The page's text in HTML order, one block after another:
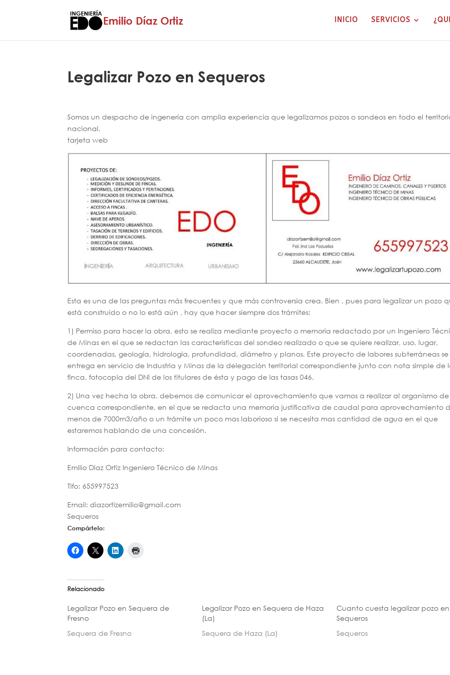
INICIO SERVICIOS
Legalizar Pozo en Sequeros
Somos un despacho de ingenería con amplia experiencia que legalizamos pozos o sondeos en todo el
nacional.
tarjeta web
Esta es una de las preguntas más frecuentes y que más controversia crea. Bien , pues para legalizar un pozo
está construido o no lo está aún , hay que hacer siempre dos trámites:
1) Permiso para hacer la obra, esto se realiza mediante proyecto o memoria redactado por un Ingeniero
de Minas en el que se redactan las características del sondeo realizado o que se quiere realizar, uso, lugar,
coordenadas, geología, hidrologia, profundidad, diámetro y planos. Este proyecto de labores subterráneas se
entrega en servicio de Industria y Minas de la delegación territorial correspondiente junto con nota simple de
finca, fotocopia del DNI de los titulares de ésta y pago de las tasas 046.
2) Una vez hecha la obra, debemos de comunicar el aprovechamiento que vamos a realizar al organismo de
cuenca correspondiente, en el que se redacta una memoria justificativa de caudal para aprovechamiento
menos de 7000m3/año o un trámite un poco mas laborioso si se necesita mas cantidad de agua en el que
estaremos hablando de una concesión.
Información para contacto:
Emilio Díaz Ortiz Ingeniero Técnico de Minas
Tlfo: 655997523
Email: diazortizemilio@gmail.com
Sequeros
Compártelo:
Relacionado
Legalizar Pozo en Sequera de
Fresno
Sequera de Fresno
Legalizar Pozo en Sequera de Haza
(La)
Sequera de Haza (La)
Cuanto cuesta legalizar pozo en
Sequeros
Sequeros